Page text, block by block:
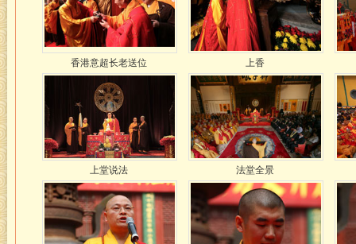
香港意超长老送位 上香
上堂说法 法堂全景